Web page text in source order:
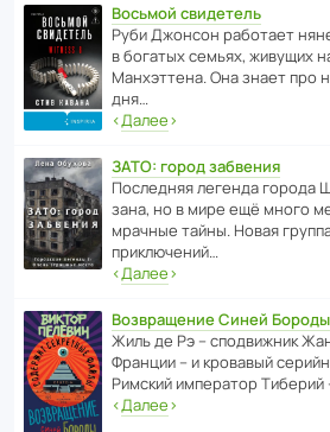
Восьмой свидетель
Руби Джонсон рабо­тает
в богатых семьях, живущих
Манх­эт­тена. Она знает про
дня…
‹Далее›
ЗАТО: город забвения
После­дняя легенда города
зана, но в мире ещё много
мрачные тайны. Новая
приключений…
‹Далее›
Возвращение Синей Бороды
Жиль де Рэ – спод­ви­жник
Франции – и кровавый
Римский импе­ратор
‹Далее›